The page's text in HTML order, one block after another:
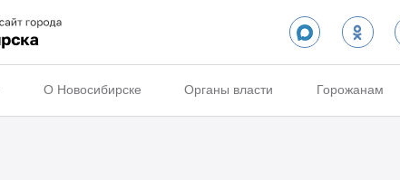
О Новосибирске Органы власти Горожанам